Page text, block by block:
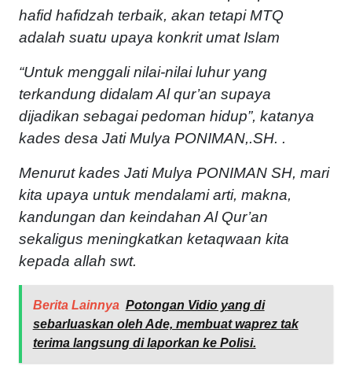
hafid hafidzah terbaik, akan tetapi MTQ
adalah suatu upaya konkrit umat Islam
“Untuk menggali nilai-nilai luhur yang
terkandung didalam Al qur’an supaya
dijadikan sebagai pedoman hidup”, katanya
kades desa Jati Mulya PONIMAN,.SH. .
Menurut kades Jati Mulya PONIMAN SH, mari
kita upaya untuk mendalami arti, makna,
kandungan dan keindahan Al Qur’an
sekaligus meningkatkan ketaqwaan kita
kepada allah swt.
Berita Lainnya Potongan Vidio yang di
sebarluaskan oleh Ade, membuat waprez tak
terima langsung di laporkan ke Polisi.